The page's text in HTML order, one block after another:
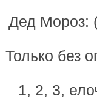
Дед Мороз:
Только без
1, 2, 3,